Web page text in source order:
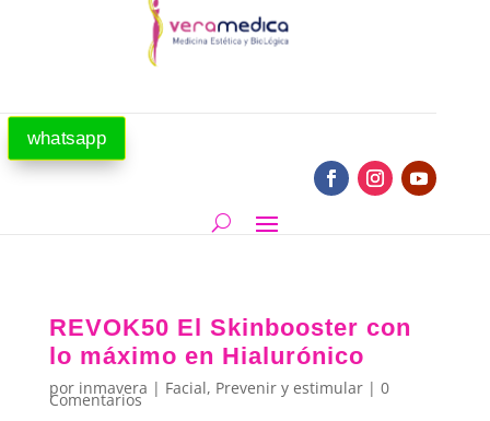
whatsapp
REVOK50 El Skinbooster con
lo máximo en Hialurónico
por inmavera | Facial, Prevenir y estimular| 0
Comentarios